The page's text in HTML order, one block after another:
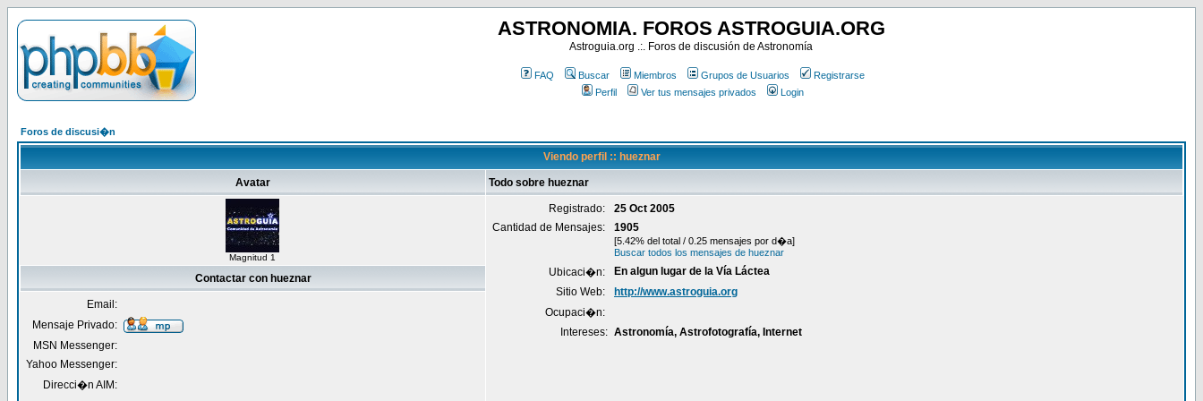
ASTRONOMIA. FOROS ASTROGUIA.ORG
Astroguia.org .:. Foros de discusión de Astronomía
FAQ Buscar Miembros Grupos de Usuarios
Registrarse
Perfil
Ver tus mensajes privados Login
Foros de discusi�n
Viendo perfil :: hueznar
Avatar Todo sobre hueznar
Magnitud 1
Registrado:
25 Oct 2005
Cantidad de Mensajes:
1905
[5.42% del total / 0.25 mensajes por d�a]
Buscar todos los mensajes de hueznar
Ubicaci�n:
En algun lugar de la Vía Láctea
Sitio Web:
http://www.astroguia.org
Ocupaci�n:
Intereses: Astronomía, Astrofotografía, Internet
Contactar con hueznar
Email:
Mensaje Privado:
MSN Messenger:
Yahoo Messenger:
Direcci�n AIM: